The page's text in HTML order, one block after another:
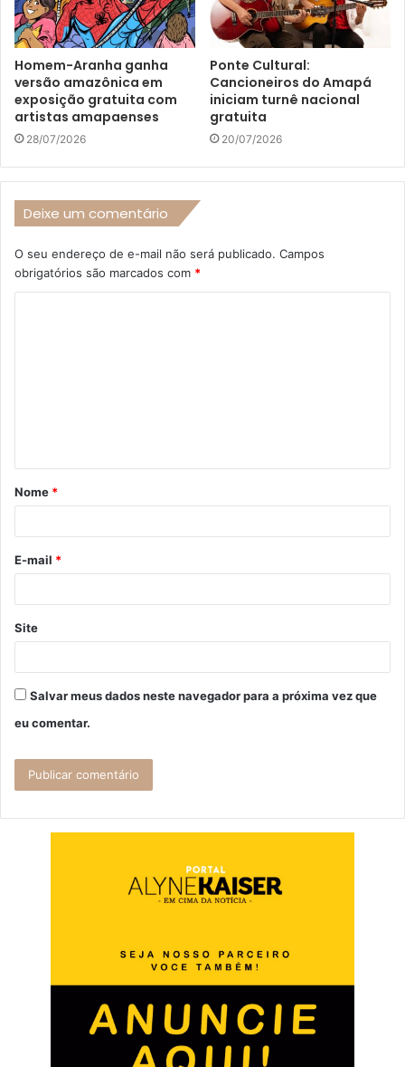
Homem-Aranha ganha
versão amazônica em
exposição gratuita com
artistas amapaenses
28/07/2026
Ponte Cultural:
Cancioneiros do Amapá
iniciam turnê nacional
gratuita
20/07/2026
Deixe um comentário
O seu endereço de e-mail não será publicado. Campos
obrigatórios são marcados com *
á
r
*
Nome *
E-mail *
Site
Salvar meus dados neste navegador para a próxima vez que
eu comentar.